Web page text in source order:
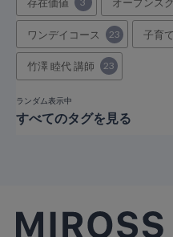
ワンデイコース 23 子育て
竹澤 睦代 講師 23
ランダム表示中
すべてのタグを見る